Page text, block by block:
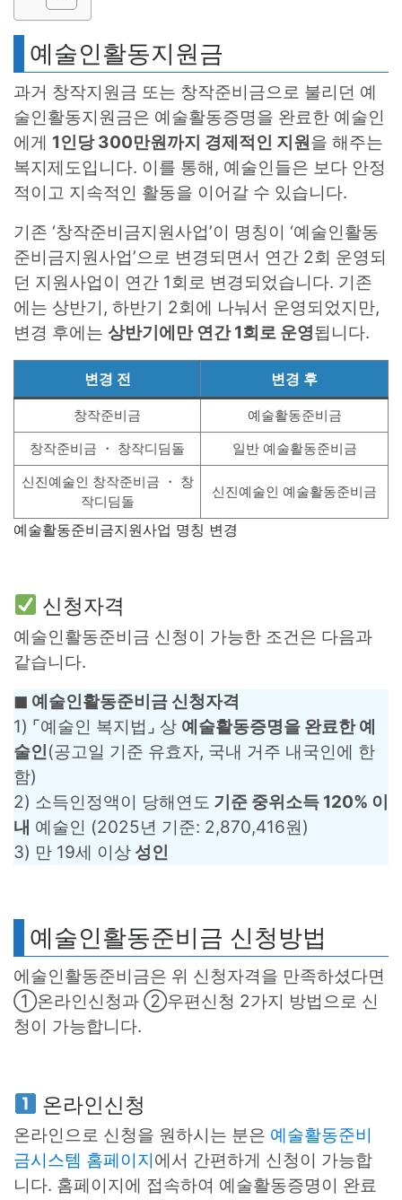
예술인활동지원금
과거 창작지원금 또는 창작준비금으로 불리던 예
술인활동지원금은 예술활동증명을 완료한 예술인
에게 1인당 300만원까지 경제적인 지원을 해주는
복지제도입니다. 이를 통해, 예술인들은 보다 안정
적이고 지속적인 활동을 이어갈 수 있습니다.
기존 ‘창작준비금지원사업’이 명칭이 ‘예술인활동
준비금지원사업’으로 변경되면서 연간 2회 운영되
던 지원사업이 연간 1회로 변경되었습니다. 기존
에는 상반기, 하반기 2회에 나눠서 운영되었지만,
변경 후에는 상반기에만 연간 1회로 운영됩니다.
변경 전 변경 후
창작준비금
예술활동준비금
창작준비금 ・ 창작디딤돌
일반 예술활동준비금
신진예술인 창작준비금 ・ 창
작디딤돌
신진예술인 예술활동준비금
예술활동준비금지원사업 명칭 변경
신청자격
예술인활동준비금 신청이 가능한 조건은 다음과
같습니다.
◼︎ 예술인활동준비금 신청자격
1) ⌜예술인 복지법⌟ 상 예술활동증명을 완료한 예
술인(공고일 기준 유효자, 국내 거주 내국인에 한
함)
2) 소득인정액이 당해연도 기준 중위소득 120% 이
내 예술인 (2025년 기준: 2,870,416원)
3) 만 19세 이상 성인
예술인활동준비금 신청방법
에술인활동준비금은 위 신청자격을 만족하셨다면
①온라인신청과 ②우편신청 2가지 방법으로 신
청이 가능합니다.
온라인신청
온라인으로 신청을 원하시는 분은 예술활동준비
금시스템 홈페이지에서 간편하게 신청이 가능합
니다. 홈페이지에 접속하여 예술활동증명이 완료